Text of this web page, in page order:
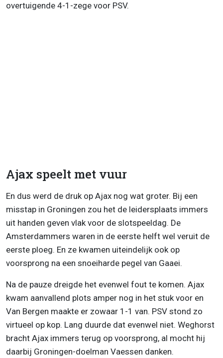
overtuigende 4-1-zege voor PSV.
Ajax speelt met vuur
En dus werd de druk op Ajax nog wat groter. Bij een
misstap in Groningen zou het de leidersplaats immers
uit handen geven vlak voor de slotspeeldag. De
Amsterdammers waren in de eerste helft wel veruit de
eerste ploeg. En ze kwamen uiteindelijk ook op
voorsprong na een snoeiharde pegel van Gaaei.
Na de pauze dreigde het evenwel fout te komen. Ajax
kwam aanvallend plots amper nog in het stuk voor en
Van Bergen maakte er zowaar 1-1 van. PSV stond zo
virtueel op kop. Lang duurde dat evenwel niet. Weghorst
bracht Ajax immers terug op voorsprong, al mocht hij
daarbij Groningen-doelman Vaessen danken.